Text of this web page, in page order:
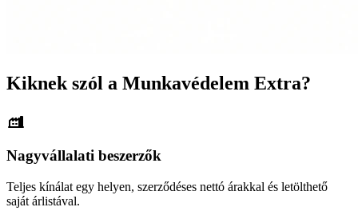
Kiknek szól a Munkavédelem Extra?
Nagyvállalati beszerzők
Teljes kínálat egy helyen, szerződéses nettó árakkal és letölthető
saját árlistával.